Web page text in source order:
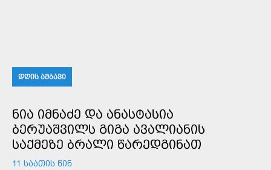
ᲓᲦᲘᲡ ᲐᲛᲑᲐᲕᲘ
ᲜᲘᲐ ᲘᲛᲜᲐᲫᲔ ᲓᲐ ᲐᲜᲐᲡᲢᲐᲡᲘᲐ
ᲑᲔᲠᲣᲐᲨᲕᲘᲚᲡ ᲒᲘᲒᲐ ᲐᲕᲐᲚᲘᲐᲜᲘᲡ
ᲡᲐᲥᲛᲔᲖᲔ ᲑᲠᲐᲚᲘ ᲬᲐᲠᲔᲓᲒᲘᲜᲐᲗ
11 ᲡᲐᲐᲗᲘᲡ ᲬᲘᲜ